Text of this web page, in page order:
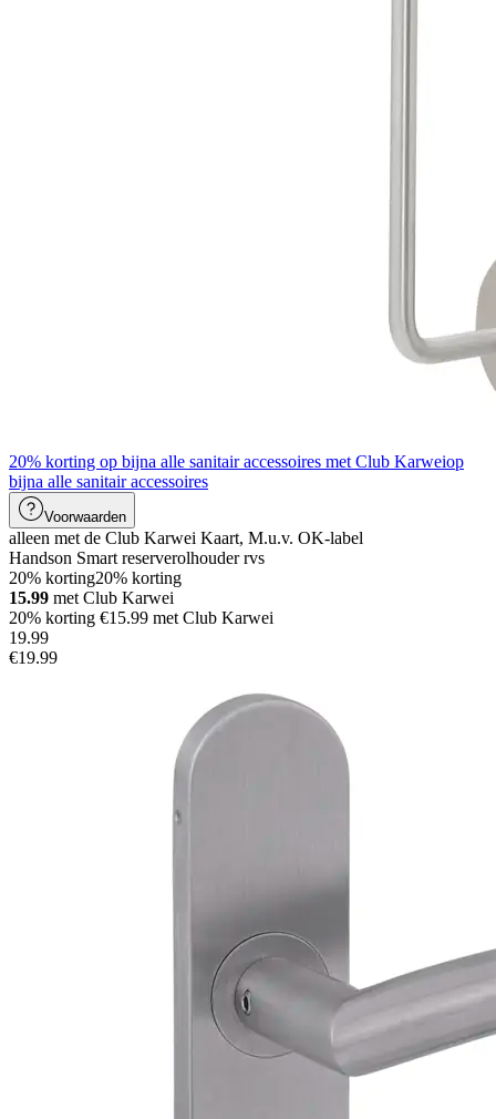
20% korting op bijna alle sanitair accessoires met Club Karweiop
bijna alle sanitair accessoires
Voorwaarden
alleen met de Club Karwei Kaart, M.u.v. OK-label
Handson Smart reserverolhouder rvs
20% korting20% korting
15.99 met Club Karwei
20% korting €15.99 met Club Karwei
19.99
€19.99